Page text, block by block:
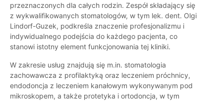
przeznaczonych dla całych rodzin. Zespół składający się
z wykwalifikowanych stomatologów, w tym lek. dent. Olgi
Lindorf-Guzek, podkreśla znaczenie profesjonalizmu i
indywidualnego podejścia do każdego pacjenta, co
stanowi istotny element funkcjonowania tej kliniki.
W zakresie usług znajdują się m.in. stomatologia
zachowawcza z profilaktyką oraz leczeniem próchnicy,
endodoncja z leczeniem kanałowym wykonywanym pod
mikroskopem, a także protetyka i ortodoncja, w tym